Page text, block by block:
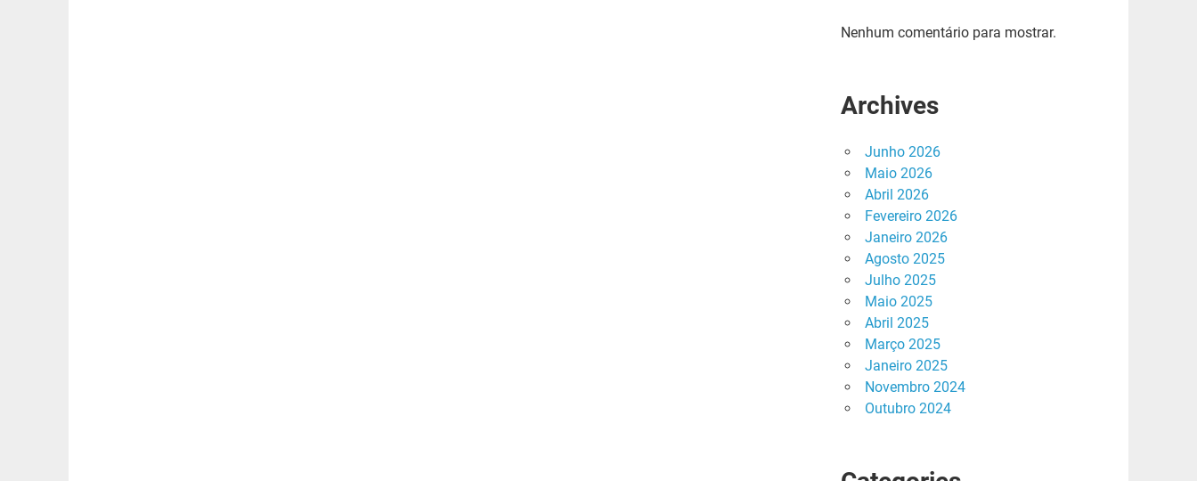
Nenhum comentário para mostrar.
Archives
Junho 2026
Maio 2026
Abril 2026
Fevereiro 2026
Janeiro 2026
Agosto 2025
Julho 2025
Maio 2025
Abril 2025
Março 2025
Janeiro 2025
Novembro 2024
Outubro 2024